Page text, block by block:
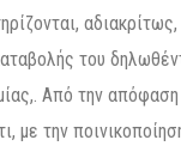
του
Από την
με την